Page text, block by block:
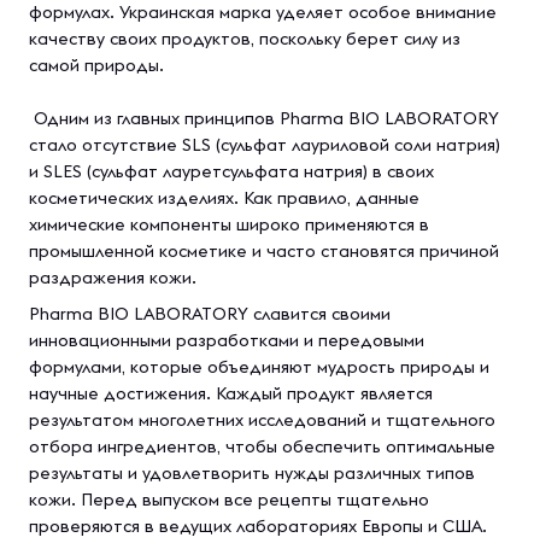
формулах. Украинская марка уделяет особое внимание
качеству своих продуктов, поскольку берет силу из
самой природы.
Одним из главных принципов Pharma BIO LABORATORY
стало отсутствие SLS (сульфат лауриловой соли натрия)
и SLES (сульфат лауретсульфата натрия) в своих
косметических изделиях. Как правило, данные
химические компоненты широко применяются в
промышленной косметике и часто становятся причиной
раздражения кожи.
Pharma BIO LABORATORY славится своими
инновационными разработками и передовыми
формулами, которые объединяют мудрость природы и
научные достижения. Каждый продукт является
результатом многолетних исследований и тщательного
отбора ингредиентов, чтобы обеспечить оптимальные
результаты и удовлетворить нужды различных типов
кожи. Перед выпуском все рецепты тщательно
проверяются в ведущих лабораториях Европы и США.